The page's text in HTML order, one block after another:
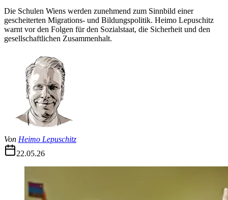
Die Schulen Wiens werden zunehmend zum Sinnbild einer
gescheiterten Migrations- und Bildungspolitik. Heimo Lepuschitz
warnt vor den Folgen für den Sozialstaat, die Sicherheit und den
gesellschaftlichen Zusammenhalt.
Von Heimo Lepuschitz
22.05.26